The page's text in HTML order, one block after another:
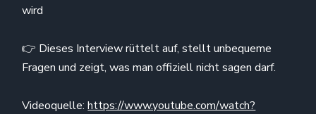
wird
👉 Dieses Interview rüttelt auf, stellt unbequeme
Fragen und zeigt, was man offiziell nicht sagen darf.
Videoquelle:https://www.youtube.com/watch?